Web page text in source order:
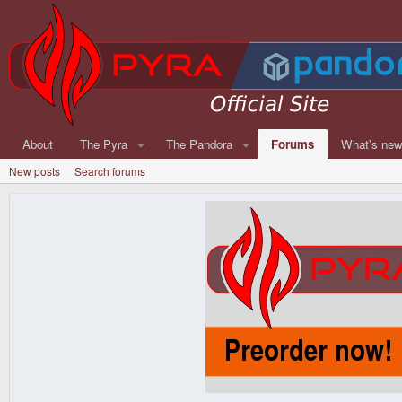
About The Pyra The Pandora Forums What's new
New posts Search forums